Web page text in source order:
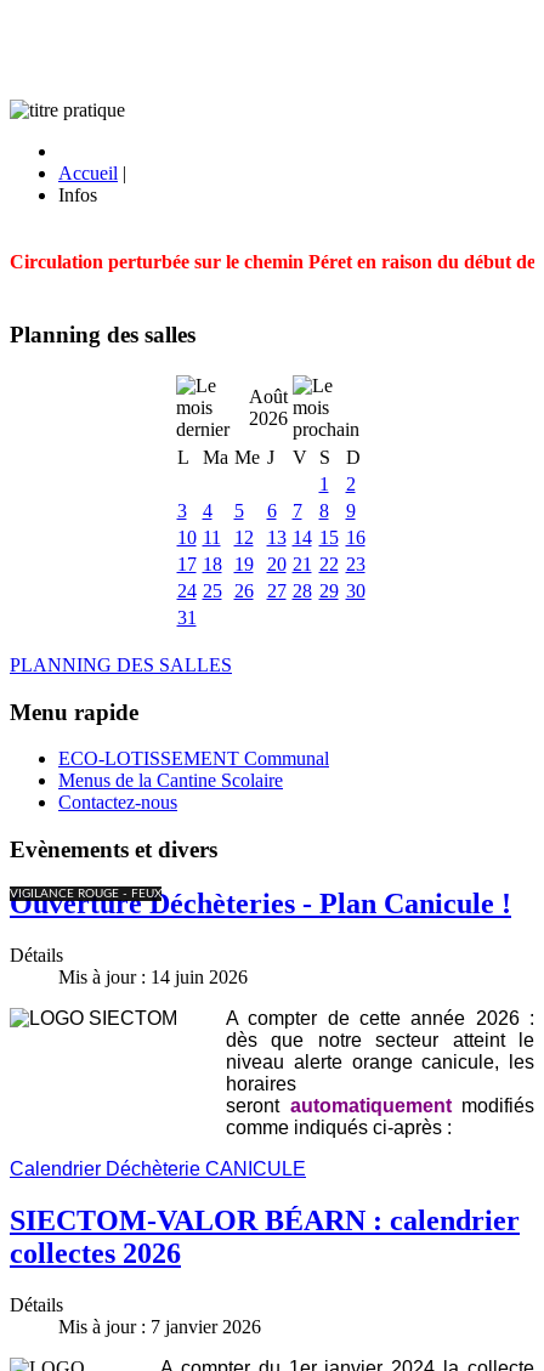
Accueil |
Infos
Circulation perturbée sur le chemin Péret en raison du début
Planning des salles
Août
2026
L
Ma Me J V S
D
1
2
3
4 5 6 7 8
9
10 11 12 13 14 15 16
17 18 19 20 21 22 23
24 25 26 27 28 29 30
31
PLANNING DES SALLES
Menu rapide
ECO-LOTISSEMENT Communal
Menus de la Cantine Scolaire
Contactez-nous
Evènements et divers
VIGILANCE ROUGE - FEUX
Ouverture Déchèteries - Plan Canicule !
Détails
Mis à jour : 14 juin 2026
A compter de cette année 2026 :
dès que notre secteur atteint le
niveau alerte orange canicule, les
horaires
seront automatiquement modifiés
comme indiqués ci-après :
Calendrier Déchèterie CANICULE
SIECTOM-VALOR BÉARN : calendrier
collectes 2026
Détails
Mis à jour : 7 janvier 2026